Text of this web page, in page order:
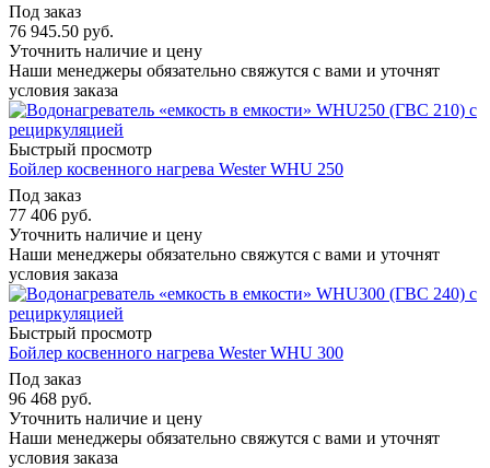
Под заказ
76 945.50 руб.
Уточнить наличие и цену
Наши менеджеры обязательно свяжутся с вами и уточнят
условия заказа
Быстрый просмотр
Бойлер косвенного нагрева Wester WHU 250
Под заказ
77 406 руб.
Уточнить наличие и цену
Наши менеджеры обязательно свяжутся с вами и уточнят
условия заказа
Быстрый просмотр
Бойлер косвенного нагрева Wester WHU 300
Под заказ
96 468 руб.
Уточнить наличие и цену
Наши менеджеры обязательно свяжутся с вами и уточнят
условия заказа